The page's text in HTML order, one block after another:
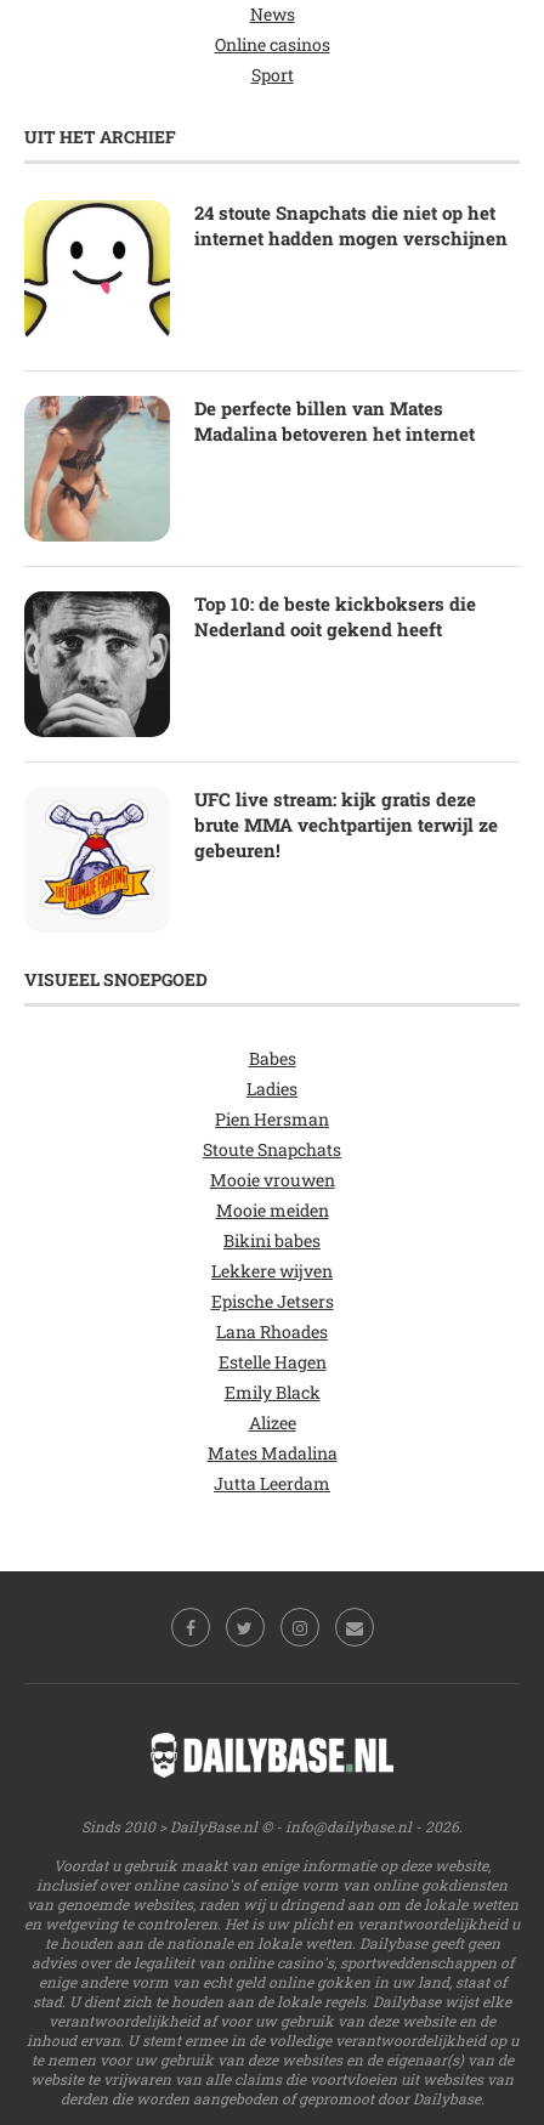
News
Online casinos
Sport
UIT HET ARCHIEF
24 stoute Snapchats die niet op het
internet hadden mogen verschijnen
De perfecte billen van Mates
Madalina betoveren het internet
Top 10: de beste kickboksers die
Nederland ooit gekend heeft
UFC live stream: kijk gratis deze
brute MMA vechtpartijen terwijl ze
gebeuren!
VISUEEL SNOEPGOED
Babes
Ladies
Pien Hersman
Stoute Snapchats
Mooie vrouwen
Mooie meiden
Bikini babes
Lekkere wijven
Epische Jetsers
Lana Rhoades
Estelle Hagen
Emily Black
Alizee
Mates Madalina
Jutta Leerdam
Sinds 2010 > DailyBase.nl © - info@dailybase.nl- 2026.
Voordat u gebruik maakt van enige informatie op deze website,
inclusief over online casino's of enige vorm van online gokdiensten
van genoemde websites, raden wij u dringend aan om de lokale wetten
en wetgeving te controleren. Het is uw plicht en verantwoordelijkheid u
te houden aan de nationale en lokale wetten. Dailybase geeft geen
advies over de legaliteit van online casino's, sportweddenschappen of
enige andere vorm van echt geld online gokken in uw land, staat of
stad. U dient zich te houden aan de lokale regels. Dailybase wijst elke
verantwoordelijkheid af voor uw gebruik van deze website en de
inhoud ervan. U stemt ermee in de volledige verantwoordelijkheid op u
te nemen voor uw gebruik van deze websites en de eigenaar(s) van de
website te vrijwaren van alle claims die voortvloeien uit websites van
derden die worden aangeboden of gepromoot door Dailybase.